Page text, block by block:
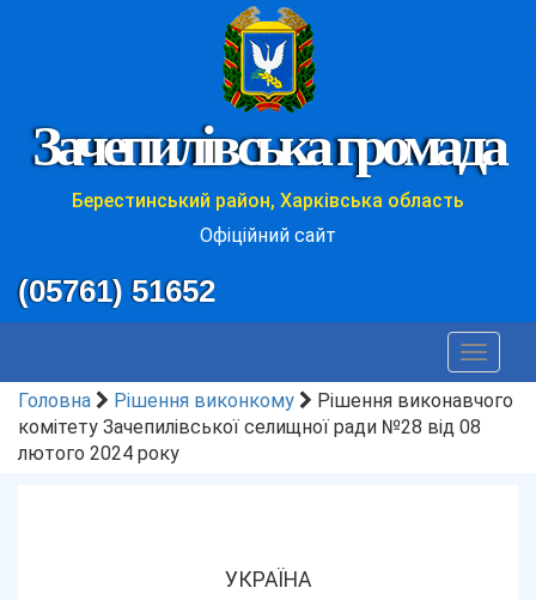
Зачепилівська громада
Берестинський район, Харківська область
Офіційний сайт
(05761) 51652
Toggle
Головна
Рішення виконкому
Рішення виконавчого
комітету Зачепилівської селищної ради №28 від 08
лютого 2024 року
УКРАЇНА